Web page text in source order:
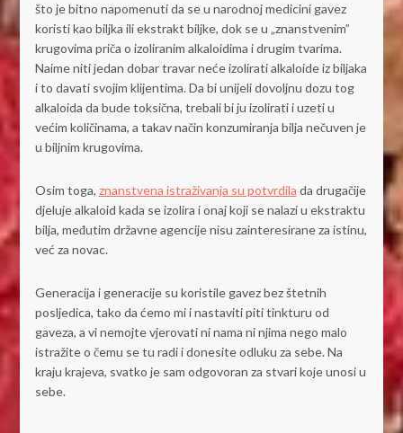
što je bitno napomenuti da se u narodnoj medicini gavez
koristi kao biljka ili ekstrakt biljke, dok se u „znanstvenim”
krugovima priča o izoliranim alkaloidima i drugim tvarima.
Naime niti jedan dobar travar neće izolirati alkaloide iz biljaka
i to davati svojim klijentima. Da bi unijeli dovoljnu dozu tog
alkaloida da bude toksična, trebali bi ju izolirati i uzeti u
većim količinama, a takav način konzumiranja bilja nečuven je
u biljnim krugovima.
Osim toga, znanstvena istraživanja su potvrdila da drugačije
djeluje alkaloid kada se izolira i onaj koji se nalazi u ekstraktu
bilja, međutim državne agencije nisu zainteresirane za istinu,
već za novac.
Generacija i generacije su koristile gavez bez štetnih
posljedica, tako da ćemo mi i nastaviti piti tinkturu od
gaveza, a vi nemojte vjerovati ni nama ni njima nego malo
istražite o čemu se tu radi i donesite odluku za sebe. Na
kraju krajeva, svatko je sam odgovoran za stvari koje unosi u
sebe.